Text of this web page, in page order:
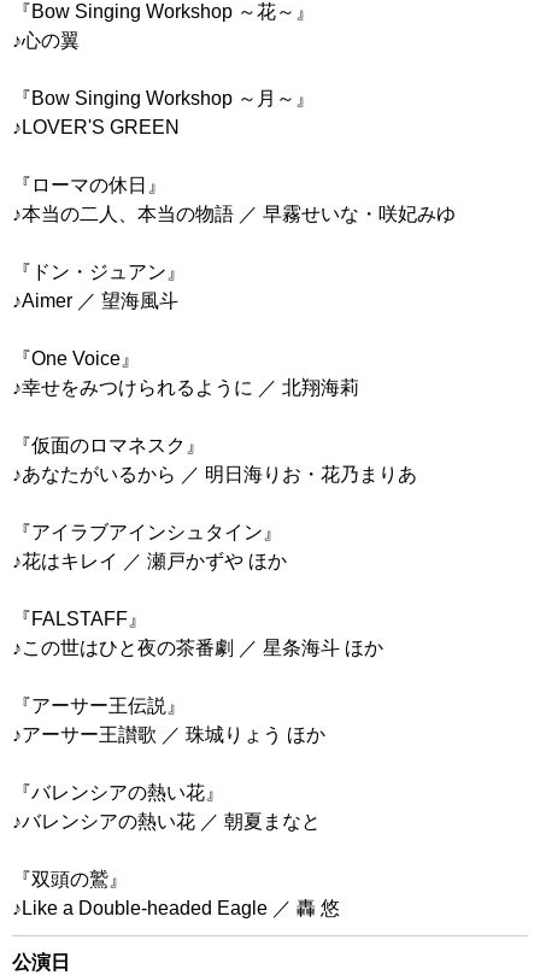
『Bow Singing Workshop ～花～』
♪心の翼
『Bow Singing Workshop ～月～』
♪LOVER'S GREEN
『ローマの休日』
♪本当の二人、本当の物語 ／ 早霧せいな・咲妃みゆ
『ドン・ジュアン』
♪Aimer ／ 望海風斗
『One Voice』
♪幸せをみつけられるように ／ 北翔海莉
『仮面のロマネスク』
♪あなたがいるから ／ 明日海りお・花乃まりあ
『アイラブアインシュタイン』
♪花はキレイ ／ 瀬戸かずや ほか
『FALSTAFF』
♪この世はひと夜の茶番劇 ／ 星条海斗 ほか
『アーサー王伝説』
♪アーサー王讃歌 ／ 珠城りょう ほか
『バレンシアの熱い花』
♪バレンシアの熱い花 ／ 朝夏まなと
『双頭の鷲』
♪Like a Double-headed Eagle ／ 轟 悠
公演日